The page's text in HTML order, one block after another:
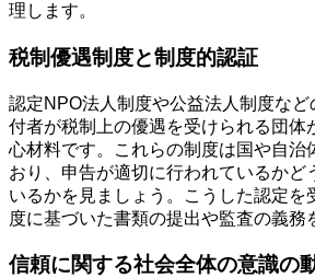
理します。
税制優遇制度と制度的認証
認定NPO法人制度や公益法人制度な
付者が税制上の優遇を受けられる団体
心材料です。これらの制度は国や自治
おり、申告が適切に行われているかど
いるかを見ましょう。こうした認定を
度に基づいた書類の提出や監査の義務
信頼に関する社会全体の意識の